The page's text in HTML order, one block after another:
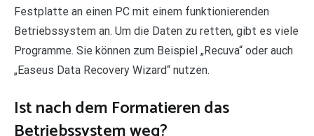
Festplatte an einen PC mit einem funktionierenden
Betriebssystem an. Um die Daten zu retten, gibt es viele
Programme. Sie können zum Beispiel „Recuva“ oder auch
„Easeus Data Recovery Wizard“ nutzen.
Ist nach dem Formatieren das